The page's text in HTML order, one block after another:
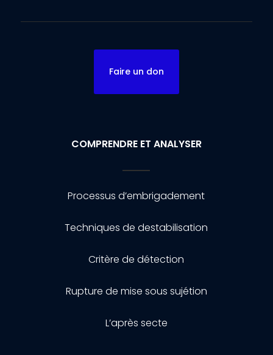
Faire un don
COMPRENDRE ET ANALYSER
Processus d’embrigadement
Techniques de destabilisation
Critère de détection
Rupture de mise sous sujétion
L’après secte